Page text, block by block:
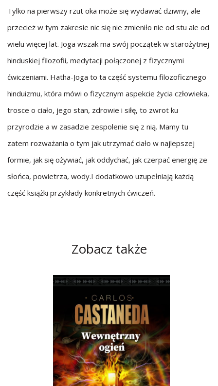
Tylko na pierwszy rzut oka może się wydawać dziwny, ale
przecież w tym zakresie nic się nie zmieniło nie od stu ale od
wielu więcej lat. Joga wszak ma swój początek w starożytnej
hinduskiej filozofii, medytacji połączonej z fizycznymi
ćwiczeniami. Hatha-Joga to ta część systemu filozoficznego
hinduizmu, która mówi o fizycznym aspekcie życia człowieka,
trosce o ciało, jego stan, zdrowie i siłę, to zwrot ku
przyrodzie a w zasadzie zespolenie się z nią. Mamy tu
zatem rozważania o tym jak utrzymać ciało w najlepszej
formie, jak się ożywiać, jak oddychać, jak czerpać energię ze
słońca, powietrza, wody.I dodatkowo uzupełniają każdą
część książki przykłady konkretnych ćwiczeń.
Zobacz także